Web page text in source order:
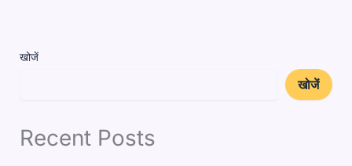
खोजें
खोजें
Recent Posts